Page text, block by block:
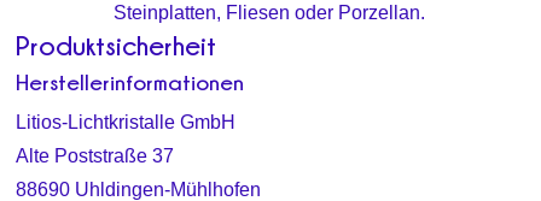
Steinplatten, Fliesen oder Porzellan.
Produktsicherheit
Herstellerinformationen
Litios-Lichtkristalle GmbH
Alte Poststraße 37
88690 Uhldingen-Mühlhofen